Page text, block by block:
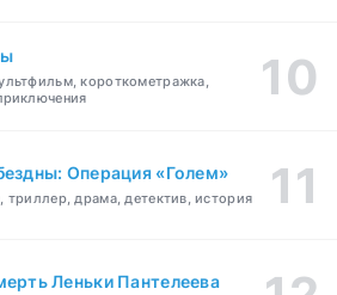
короткометражка,
Операция «Голем»
триллер, драма, детектив, история
Леньки Пантелеева